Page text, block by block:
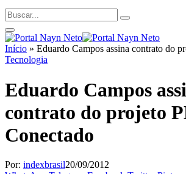
Início » Eduardo Campos assina contrato do
Tecnologia
Eduardo Campos
contrato do projeto
Conectado
Por: indexbrasil20/09/2012